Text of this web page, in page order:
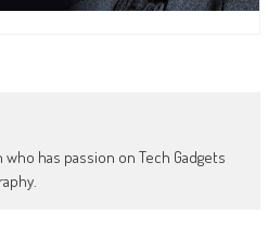
who has passion on Tech Gadgets